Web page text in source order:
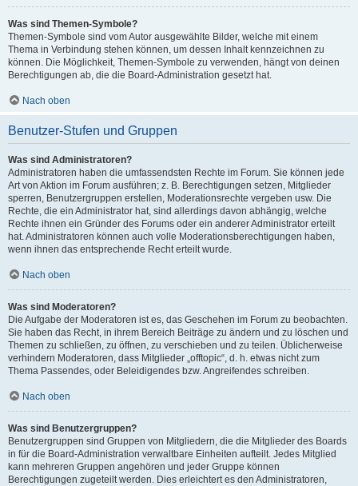
Was sind Themen-Symbole?
Themen-Symbole sind vom Autor ausgewählte Bilder, welche mit einem
Thema in Verbindung stehen können, um dessen Inhalt kennzeichnen zu
können. Die Möglichkeit, Themen-Symbole zu verwenden, hängt von deinen
Berechtigungen ab, die die Board-Administration gesetzt hat.
Nach oben
Benutzer-Stufen und Gruppen
Was sind Administratoren?
Administratoren haben die umfassendsten Rechte im Forum. Sie können jede
Art von Aktion im Forum ausführen; z. B. Berechtigungen setzen, Mitglieder
sperren, Benutzergruppen erstellen, Moderationsrechte vergeben usw. Die
Rechte, die ein Administrator hat, sind allerdings davon abhängig, welche
Rechte ihnen ein Gründer des Forums oder ein anderer Administrator erteilt
hat. Administratoren können auch volle Moderationsberechtigungen haben,
wenn ihnen das entsprechende Recht erteilt wurde.
Nach oben
Was sind Moderatoren?
Die Aufgabe der Moderatoren ist es, das Geschehen im Forum zu beobachten.
Sie haben das Recht, in ihrem Bereich Beiträge zu ändern und zu löschen und
Themen zu schließen, zu öffnen, zu verschieben und zu teilen. Üblicherweise
verhindern Moderatoren, dass Mitglieder „offtopic“, d. h. etwas nicht zum
Thema Passendes, oder Beleidigendes bzw. Angreifendes schreiben.
Nach oben
Was sind Benutzergruppen?
Benutzergruppen sind Gruppen von Mitgliedern, die die Mitglieder des Boards
in für die Board-Administration verwaltbare Einheiten aufteilt. Jedes Mitglied
kann mehreren Gruppen angehören und jeder Gruppe können
Berechtigungen zugeteilt werden. Dies erleichtert es den Administratoren,